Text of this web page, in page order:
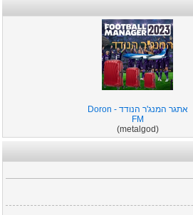
אתגר המנג'ר הנודד - Doron
FM
(metalgod)